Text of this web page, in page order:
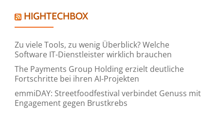
HIGHTECHBOX
Zu viele Tools, zu wenig Überblick? Welche
Software IT-Dienstleister wirklich brauchen
The Payments Group Holding erzielt deutliche
Fortschritte bei ihren AI-Projekten
emmiDAY: Streetfoodfestival verbindet Genuss mit
Engagement gegen Brustkrebs